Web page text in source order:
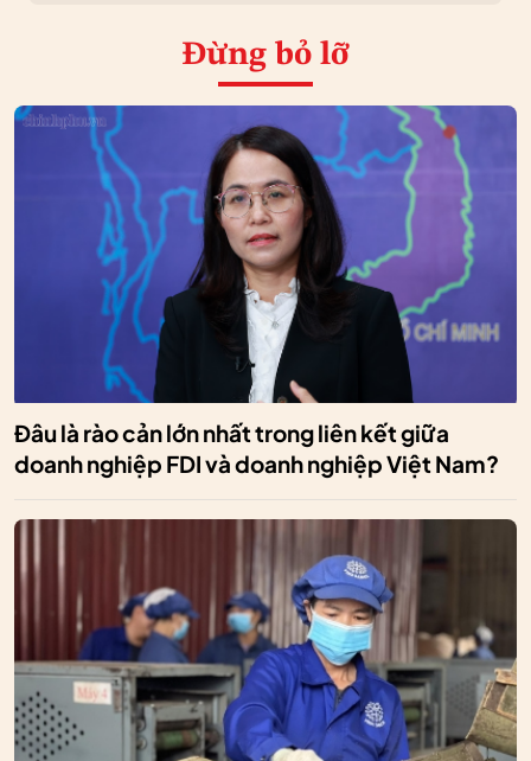
Đừng bỏ lỡ
Đâu là rào cản lớn nhất trong liên kết giữa
doanh nghiệp FDI và doanh nghiệp Việt Nam?